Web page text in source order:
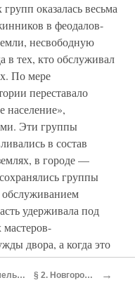
оказалась весьма
в феодалов-
несвободную
в тех, кто обслуживал
По мере
переставало
население»,
Эти группы
в состав
в городе —
группы
обслуживанием
удерживала под
двора, а когда это
в целом
им мастеров
§ 3. Политический строй русских земель в конце XIV — первой половине XV в. Феодальная война § 2. Новгород и Псков в XIV–XV вв. →